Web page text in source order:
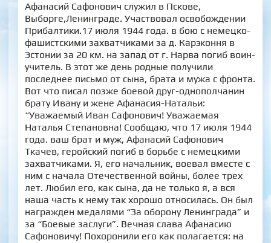
Афанасий Сафонович служил в Пскове,
Выборге,Ленинграде. Участвовал освобождении
Прибалтики.17 июля 1944 года. в бою с немецко-
фашистскими захватчиками за д. Карэконня в
Эстонии за 20 км. на запад от г. Нарва погиб воин-
учитель. В этот же день родные получили
последнее письмо от сына, брата и мужа с фронта.
Вот что писал позже боевой друг-однополчанин
брату Ивану и жене Афанасия-Натальи:
“Уважаемый Иван Сафонович! Уважаемая
Наталья Степановна! Сообщаю, что 17 июля 1944
года. ваш брат и муж, Афанасий Сафонович
Ткачев, геройский погиб в борьбе с немецкими
захватчиками. Я, его начальник, воевал вместе с
ним с начала Отечественной войны, более трех
лет. Любил его, как сына, да не только я, а вся
наша часть к нему так хорошо относилась. Он был
награжден медалями “За оборону Ленинграда” и
за “Боевые заслуги”. Вечная слава Афанасию
Сафоновичу! Похоронили его как полагается: на